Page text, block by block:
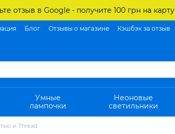
отзыв в Google - получите 100 грн на карту
Блог Отзывы о магазине Кэшбэк за отзыв
Умные
лампочки
Неоновые
светильники
и Thread